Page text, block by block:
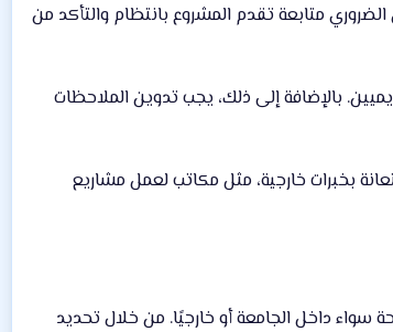
متابعة تقدم المشروع بانتظام والتأكد من
بالإضافة إلى ذلك، يجب تدوين الملاحظات
بخبرات خارجية، مثل مكاتب لعمل مشاريع
سواء داخل الجامعة أو خارجيًا. من خلال تحديد